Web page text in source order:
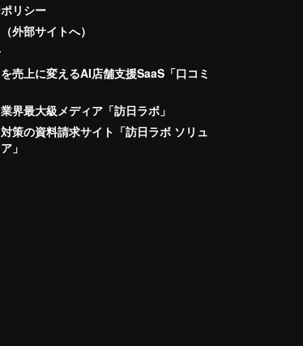
リシー
外部サイトへ）
売上に変えるAI店舗支援SaaS「口コミ
界最大級メディア「訪日ラボ」
策の資料請求サイト「訪日ラボ ソリュ
」